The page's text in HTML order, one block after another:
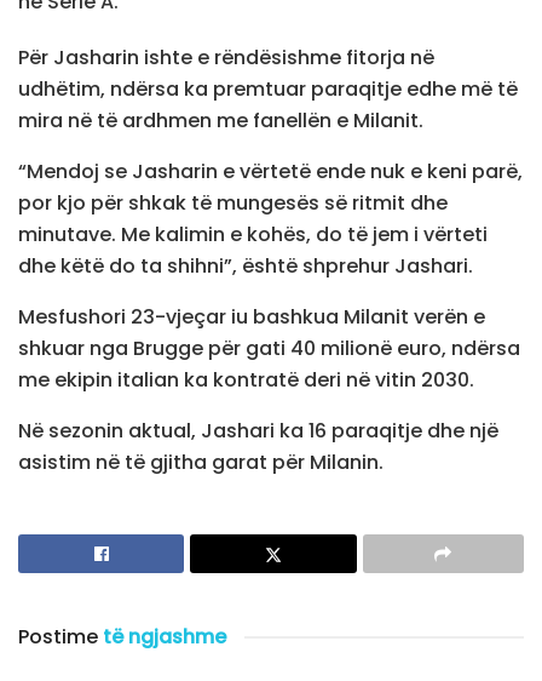
Për Jasharin ishte e rëndësishme fitorja në
udhëtim, ndërsa ka premtuar paraqitje edhe më të
mira në të ardhmen me fanellën e Milanit.
“Mendoj se Jasharin e vërtetë ende nuk e keni parë,
por kjo për shkak të mungesës së ritmit dhe
minutave. Me kalimin e kohës, do të jem i vërteti
dhe këtë do ta shihni”, është shprehur Jashari.
Mesfushori 23-vjeçar iu bashkua Milanit verën e
shkuar nga Brugge për gati 40 milionë euro, ndërsa
me ekipin italian ka kontratë deri në vitin 2030.
Në sezonin aktual, Jashari ka 16 paraqitje dhe një
asistim në të gjitha garat për Milanin.
Postime të ngjashme